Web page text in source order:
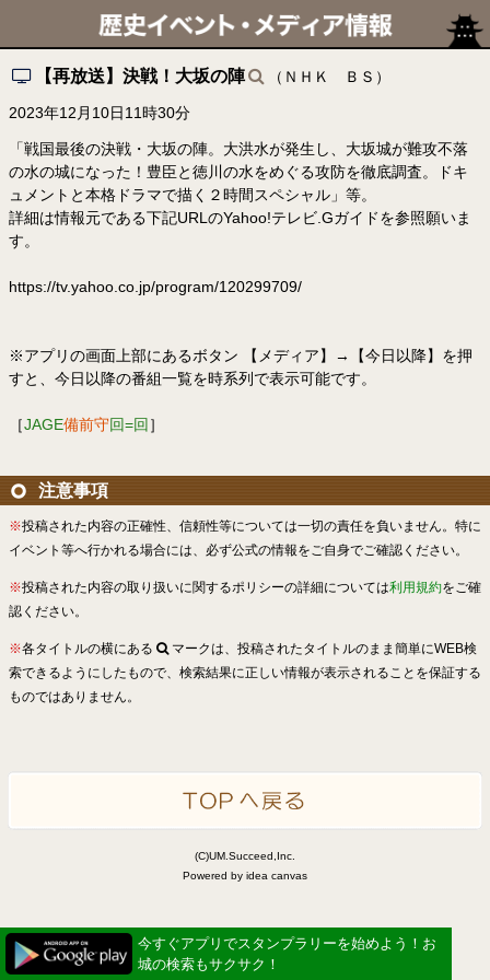
【再放送】決戦！大坂の陣 （ＮＨＫ ＢＳ）
2023年12月10日11時30分
「戦国最後の決戦・大坂の陣。大洪水が発生し、大坂城が難攻不落
の水の城になった！豊臣と徳川の水をめぐる攻防を徹底調査。ドキ
ュメントと本格ドラマで描く２時間スペシャル」等。
詳細は情報元である下記URLのYahoo!テレビ.Gガイドを参照願いま
す。
https://tv.yahoo.co.jp/program/120299709/
※アプリの画面上部にあるボタン 【メディア】→【今日以降】を押
すと、今日以降の番組一覧を時系列で表示可能です。
［JAGE備前守回=回 ］
注意事項
※投稿された内容の正確性、信頼性等については一切の責任を負いません。特に
イベント等へ行かれる場合には、必ず公式の情報をご自身でご確認ください。
※投稿された内容の取り扱いに関するポリシーの詳細については利用規約をご確
認ください。
※各タイトルの横にある
マークは、投稿されたタイトルのまま簡単にWEB検
索できるようにしたもので、検索結果に正しい情報が表示されることを保証する
ものではありません。
(C)UM.Succeed,Inc.
Powered by idea canvas
今すぐアプリでスタンプラリーを始めよう！お
城の検索もサクサク！